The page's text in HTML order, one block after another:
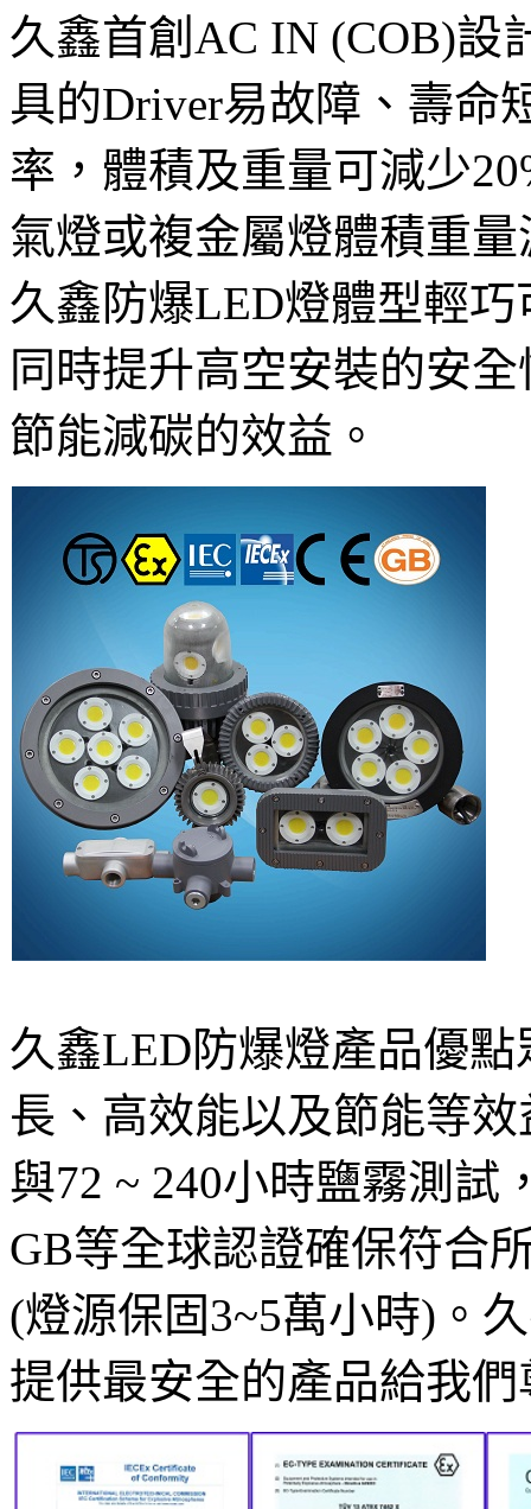
久鑫首創AC IN (COB)設
具的Driver易故障、壽命
率，體積及重量可減少
氣燈或複金屬燈體積重
久鑫防爆LED燈體型輕
同時提升高空安裝的安
節能減碳的效益。
久鑫LED防爆燈產品優
長、高效能以及節能等
與72 ~ 240小時鹽霧測試
GB等全球認證確保符合
(燈源保固3~5萬小時)。
提供最安全的產品給我